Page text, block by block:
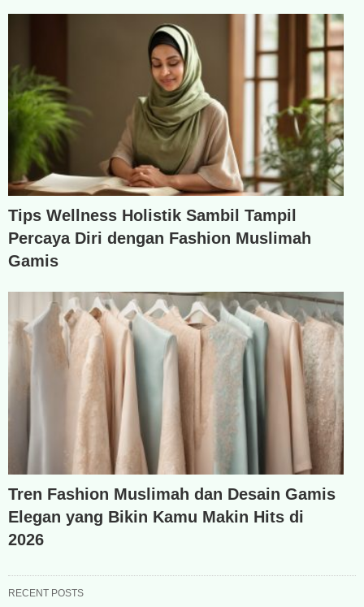
Tips Wellness Holistik Sambil Tampil
Percaya Diri dengan Fashion Muslimah
Gamis
Tren Fashion Muslimah dan Desain Gamis
Elegan yang Bikin Kamu Makin Hits di
2026
RECENT POSTS